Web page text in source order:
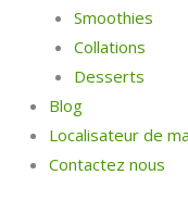
Smoothies
Collations
Desserts
Blog
Localisateur de
Contactez nous